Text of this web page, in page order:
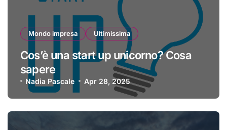
Mondo impresa Ultimissima
Cos’è una start up unicorno? Cosa
sapere
Nadia Pascale Apr 28, 2025